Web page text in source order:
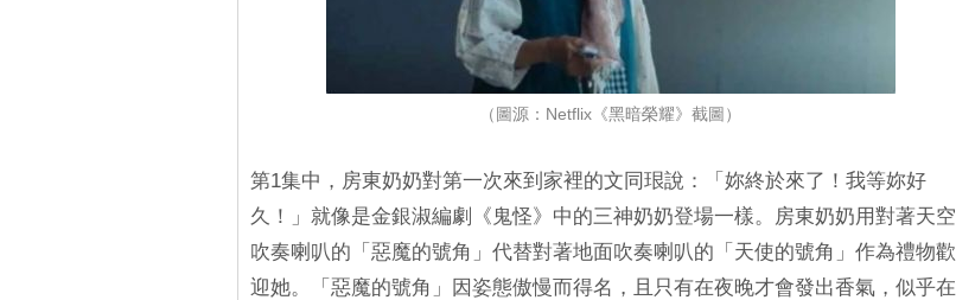
（圖源：Netflix《黑暗榮耀》截圖）
第1集中，房東奶奶對第一次來到家裡的文同珢說：「妳終於來了！我等妳好
久！」就像是金銀淑編劇《鬼怪》中的三神奶奶登場一樣。房東奶奶用對著天空
吹奏喇叭的「惡魔的號角」代替對著地面吹奏喇叭的「天使的號角」作為禮物歡
迎她。「惡魔的號角」因姿態傲慢而得名，且只有在夜晚才會發出香氣，似乎在